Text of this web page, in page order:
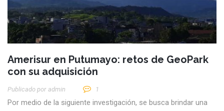
Amerisur en Putumayo: retos de GeoPark
con su adquisición
Publicado por Admin 1
Por medio de la siguiente investigación, se busca brindar una